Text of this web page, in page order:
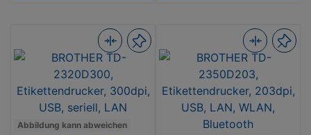
Abbildung kann abweichen